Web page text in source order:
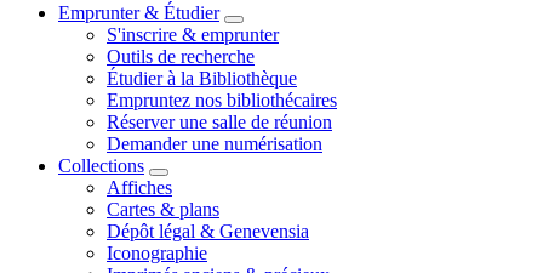
Emprunter & Étudier
S'inscrire & emprunter
Outils de recherche
Étudier à la Bibliothèque
Empruntez nos bibliothécaires
Réserver une salle de réunion
Demander une numérisation
Collections
Affiches
Cartes & plans
Dépôt légal & Genevensia
Iconographie